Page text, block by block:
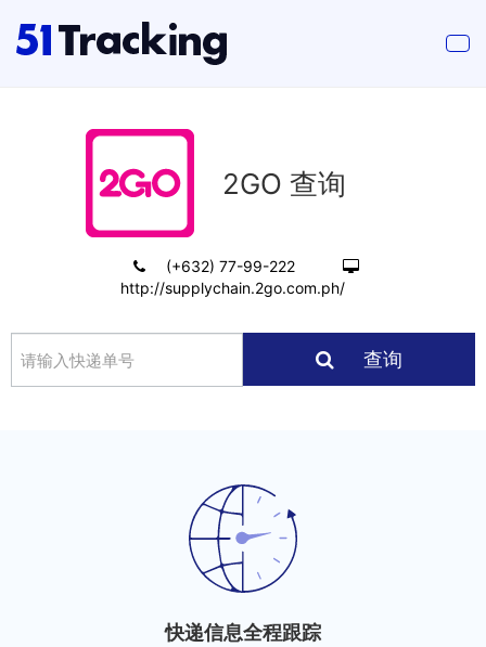
2GO 查询
(+632) 77-99-222
http://supplychain.2go.com.ph/
查询
快递信息全程跟踪